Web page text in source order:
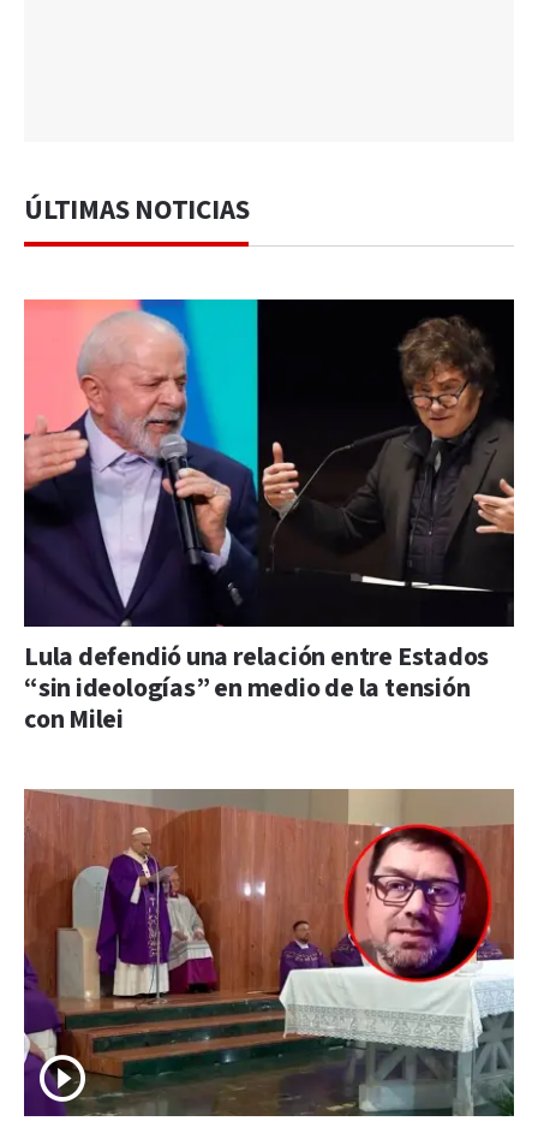
ÚLTIMAS NOTICIAS
Lula defendió una relación entre Estados
“sin ideologías” en medio de la tensión
con Milei